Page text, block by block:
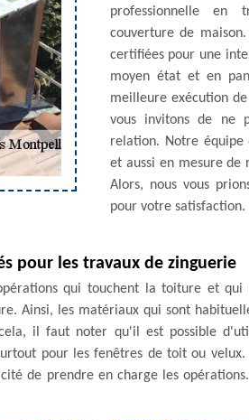
professionnelle en
couverture de maison.
certifiées pour une
moyen état et en
meilleure exécution
vous invitons de ne
relation. Notre équipe
et aussi en mesure de
Alors, nous vous
pour votre satisfaction.
pour les travaux de zinguerie
qui touchent la toiture et qui
Ainsi, les matériaux qui sont
il faut noter qu'il est possible
pour les fenêtres de toit ou
de prendre en charge les